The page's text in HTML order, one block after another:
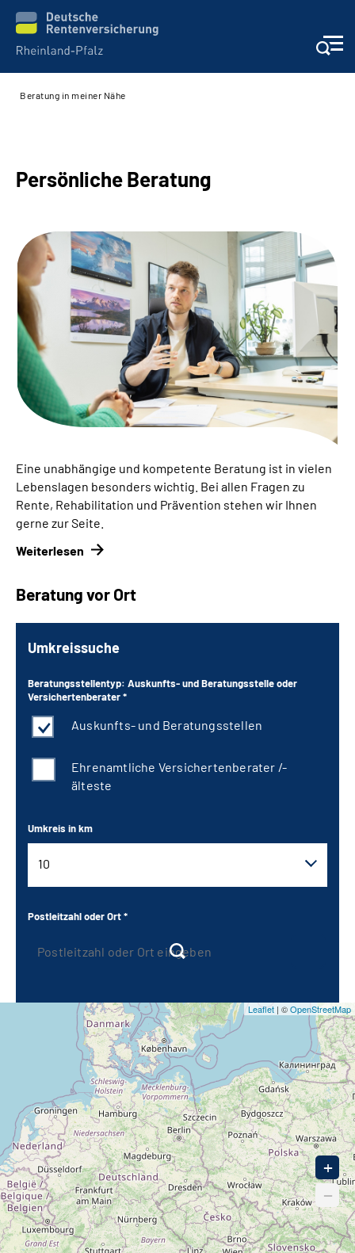
Unsere Leistungen
Karriere
Presse
Über uns
Inhalte in Gebärdensprache (DGS)
Leichte Sprache
Beratung in meiner Nähe
Persönliche Beratung
Eine unabhängige und kompetente Beratung ist in vielen
Lebenslagen besonders wichtig. Bei allen Fragen zu
Rente, Rehabilitation und Prävention stehen wir Ihnen
gerne zur Seite.
Weiterlesen
Beratung vor Ort
Umkreissuche
Beratungsstellentyp: Auskunfts- und Beratungsstelle oder
Versichertenberater *
Auskunfts- und Beratungsstellen
Ehrenamtliche Versichertenberater /-
älteste
Umkreis in km
10
Postleitzahl oder Ort *
+
−
Leaflet | ©OpenStreetMap